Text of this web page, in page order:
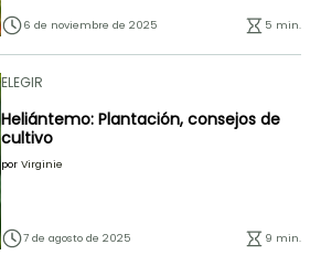
6 de noviembre de 2025 5 min.
ELEGIR
Heliántemo: Plantación, consejos de
cultivo
por Virginie
7 de agosto de 2025 9 min.